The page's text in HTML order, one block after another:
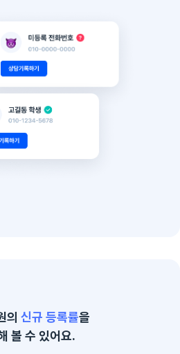
의 신규 등록률을
볼 수 있어요.